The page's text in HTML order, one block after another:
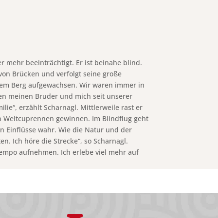
mehr beeinträchtigt. Er ist beinahe blind.
Brücken und verfolgt seine große
Berg aufgewachsen. Wir waren immer in
meinen Bruder und mich seit unserer
erzählt Scharnagl. Mittlerweile rast er
gewinnen. Im Blindflug geht
Einflüsse wahr. Wie die Natur und der
Ich höre die Strecke“, so Scharnagl.
aufnehmen. Ich erlebe viel mehr auf